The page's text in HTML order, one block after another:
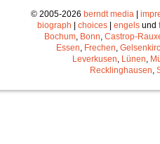
© 2005-2026 berndt media|
biograph
choices engels und
Bochum, Bonn, Castrop-
Essen, Frechen,
Leverkusen, Lünen,
Recklinghausen,